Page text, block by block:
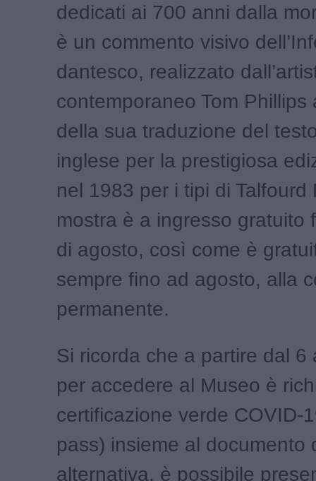
dedicati ai 700 anni dalla
è un commento visivo
dantesco, realizzato
contemporaneo Tom Phillips
della sua traduzione del
inglese per la prestigiosa
nel 1983 per i tipi di Talfourd
mostra è a ingresso gratuito
di agosto, così come è
sempre fino ad agosto, alla
permanente.
Si ricorda che a partire dal 6
per accedere al Museo è
certificazione verde COVID-
pass) insieme al documento
alternativa, è possibile